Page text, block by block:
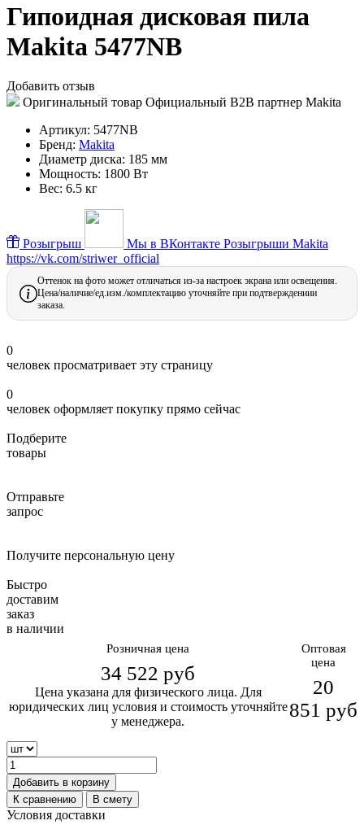
Гипоидная дисковая пила
Makita 5477NB
Добавить отзыв
Оригинальный товар Официальный B2B партнер Makita
Артикул: 5477NB
Бренд: Makita
Диаметр диска: 185 мм
Мощность: 1800 Вт
Вес: 6.5 кг
Розыгрыш Мы в ВКонтакте Розыгрыши Makita
https://vk.com/striwer_official
Оттенок на фото может отличаться из-за настроек экрана или освещения.
Цена/наличие/ед.изм./комплектацию уточняйте при подтверждениии
заказа.
0
человек просматривает эту страницу
0
человек оформляет покупку прямо сейчас
Подберите
товары
Отправьте
запрос
Получите персональную цену
Быстро
доставим
заказ
в наличии
Розничная цена
34 522 руб
Цена указана для физического лица. Для
юридических лиц условия и стоимость уточняйте
у менеджера.
Оптовая
цена
20
851 руб
Добавить в корзину
К сравнению
В смету
Условия доставки